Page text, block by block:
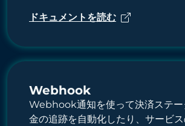
ドキュメントを読む
Webhook
Webhook通知を使って決済ステー
金の追跡を自動化したり、サービ